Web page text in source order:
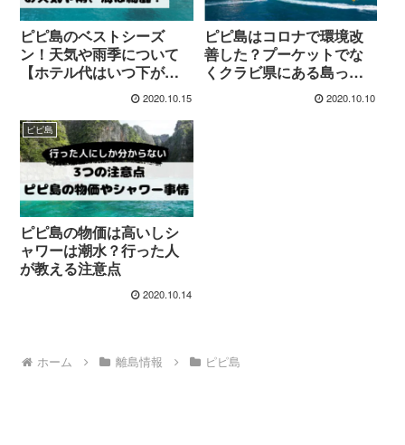
ピピ島のベストシーズ
ン！天気や雨季について
【ホテル代はいつ下が
2020.10.15
ピピ島はコロナで環境改
善した？プーケットでな
くクラビ県にある島って
2020.10.10
ピピ島
ピピ島の物価は高いしシ
ャワーは潮水？行った人
が教える注意点
2020.10.14
ホーム 離島情報 ピピ島